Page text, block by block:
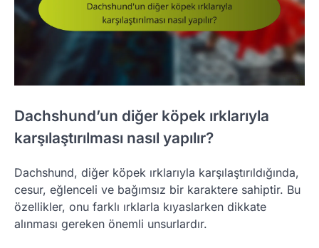
Dachshund’un diğer köpek ırklarıyla
karşılaştırılması nasıl yapılır?
Dachshund, diğer köpek ırklarıyla karşılaştırıldığında,
cesur, eğlenceli ve bağımsız bir karaktere sahiptir. Bu
özellikler, onu farklı ırklarla kıyaslarken dikkate
alınması gereken önemli unsurlardır.